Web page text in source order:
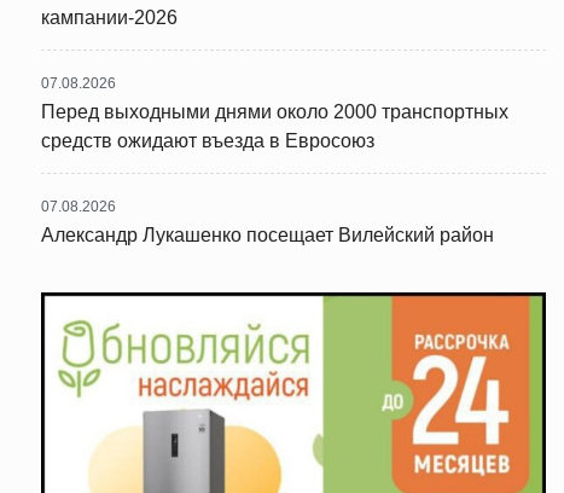
кампании-2026
07.08.2026
Перед выходными днями около 2000 транспортных
средств ожидают въезда в Евросоюз
07.08.2026
Александр Лукашенко посещает Вилейский район